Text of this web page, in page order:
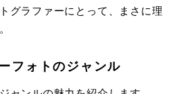
グラファーにとって、まさに理
フォトのジャンル